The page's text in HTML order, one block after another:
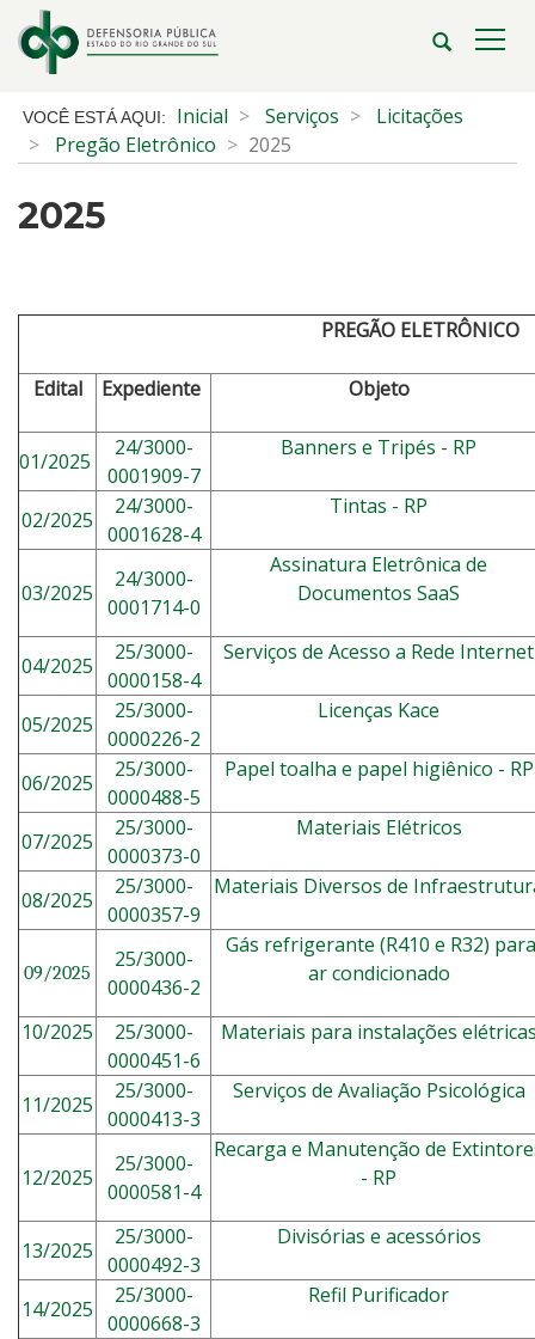
para
para
menu
Abrir
Início
conteúdo
Inicial Serviços
Licitações
Pregão Eletrônico
2025
2025
PREGÃO ELETRÔNICO
Edital Expediente Objeto
01/2025
24/3000-
0001909-7
Banners e Tripés - RP
02/2025
24/3000-
0001628-4
Tintas - RP
03/2025
24/3000-
0001714-0
Assinatura Eletrônica de
Documentos SaaS
04/2025
25/3000-
0000158-4
Serviços de Acesso a Rede Internet
05/2025
25/3000-
0000226-2
Licenças Kace
06/2025
25/3000-
0000488-5
Papel toalha e papel higiênico - RP
07/2025
25/3000-
0000373-0
Materiais Elétricos
08/2025
25/3000-
0000357-9
Materiais Diversos de
09/2025
25/3000-
0000436-2
Gás refrigerante (R410 e R32) para
ar condicionado
10/2025
25/3000-
0000451-6
Materiais para instalações
11/2025
25/3000-
0000413-3
Serviços de Avaliação Psicológica
12/2025
25/3000-
0000581-4
Recarga e Manutenção de
- RP
13/2025
25/3000-
0000492-3
Divisórias e acessórios
14/2025
25/3000-
0000668-3
Refil Purificador